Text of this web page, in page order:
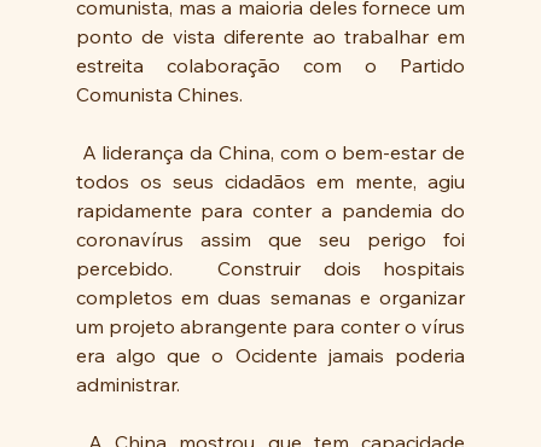
comunista, mas a maioria deles fornece um
ponto de vista diferente ao trabalhar em
estreita colaboração com o Partido
Comunista Chines.
todos os seus cidadãos em mente, agiu
rapidamente para conter a pandemia do
coronavírus assim que seu perigo foi
percebido.  Construir dois hospitais
completos em duas semanas e organizar
um projeto abrangente para conter o vírus
era algo que o Ocidente jamais poderia
administrar.